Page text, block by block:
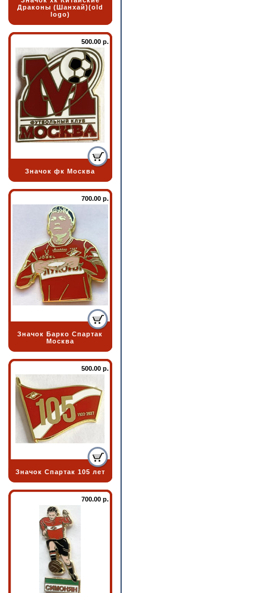
Драконы (Шанхай)(old
logo)
500.00 р.
Значок фк Москва
700.00 р.
Значок Барко Спартак
Москва
500.00 р.
Значок Спартак 105 лет
700.00 р.